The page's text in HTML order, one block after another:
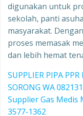
digunakan untuk
sekolah, panti
masyarakat.
proses memasak
dan lebih hemat
SUPPLIER PIPA
SORONG WA
Supplier Gas
3577-1362